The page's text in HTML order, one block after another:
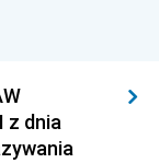
1933
1930
z dnia